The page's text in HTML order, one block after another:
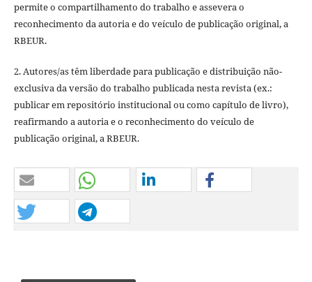
permite o compartilhamento do trabalho e assevera o
reconhecimento da autoria e do veículo de publicação original, a
RBEUR.
2. Autores/as têm liberdade para publicação e distribuição não-
exclusiva da versão do trabalho publicada nesta revista (ex.:
publicar em repositório institucional ou como capítulo de livro),
reafirmando a autoria e o reconhecimento do veículo de
publicação original, a RBEUR.